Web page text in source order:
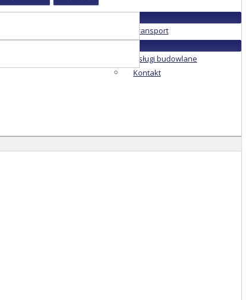
Transport
Usługi budowlane
Kontakt